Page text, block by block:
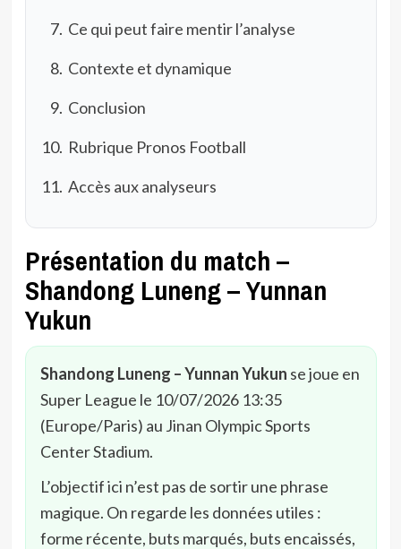
Ce qui peut faire mentir l’analyse
Contexte et dynamique
Conclusion
Rubrique Pronos Football
Accès aux analyseurs
Présentation du match –
Shandong Luneng – Yunnan
Yukun
Shandong Luneng – Yunnan Yukun se joue en
Super League le 10/07/2026 13:35
(Europe/Paris) au Jinan Olympic Sports
Center Stadium.
L’objectif ici n’est pas de sortir une phrase
magique. On regarde les données utiles :
forme récente, buts marqués, buts encaissés,